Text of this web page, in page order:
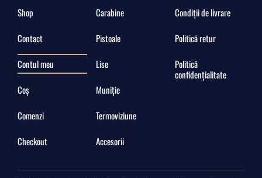
Shop
Contact
Contul meu
Coș
Comenzi
Checkout
Carabine
Pistoale
Lise
Muniție
Termoviziune
Accesorii
Condiții de livrare
Politică retur
Politică
confidențialitate